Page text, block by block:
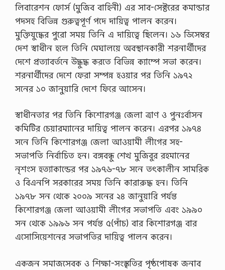
লিবারেশন ফোর্স (মুজিব বাহিনী) এর সাব-সেক্টরের কমান্ডার
পদসহ বিভিন্ন গুরুত্বপূর্ণ পদে দায়িত্ব পালন করেন।
মুক্তিযুদ্ধের পুরো সময় তিনি এ দায়িত্বে ছিলেন। ১৬ ডিসেম্বর
দেশ স্বাধীন হলে তিনি মেঘালয়ে অবস্থানকারী শরনার্থীদের
দেশে প্রত্যাবর্তনে উদ্ধুদ্ধ করতে বিভিন্ন ক্যাম্পে সভা করেন।
শরনার্থীদের দেশে ফেরা সম্পন্ন হওয়ার পর তিনি ১৯৭২
সনের ১০ জানুয়ারি দেশে ফিরে আসেন।
স্বাধীনতার পর তিনি কিশোরগঞ্জ জেলা ত্রাণ ও পুনঃর্বাসন
কমিটির চেয়ারম্যানের দায়িত্ব পালন করেন। এরপর ১৯৭৪
সনে তিনি কিশোরগঞ্জ জেলা আওয়ামী লীগের সহ-
সভাপতি নির্বাচিত হন। বঙ্গবন্ধু শেখ মুজিবুর রহমানের
নৃশংস হত্যাকান্ডের পর ১৯৭৬-৭৮ সনে তৎকালীন সামরিক
ও বিএনপি সরকারের সময় তিনি কারারুদ্ধ হন। তিনি
১৯৭৮ সন থেকে ২০০৯ সনের ২৪ জানুয়ারি পর্যন্ত
কিশোরগঞ্জ জেলা আওয়ামী লীগের সভাপতি এবং ১৯৯০
সন থেকে ১৯৯৬ সন পর্যন্ত ৫(পাঁচ) বার কিশোরগঞ্জ বার
এসোসিয়েশনের সভাপতির দায়িত্ব পালন করেন।
একজন সমাজসেবক ও শিক্ষা-সংস্কৃতির পৃষ্ঠপোষক জনাব